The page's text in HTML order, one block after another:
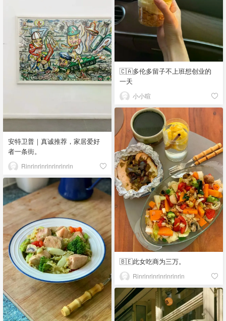
🇨🇦多伦多留子不上班想创业的
一天
小小暄
安特卫普｜真诚推荐，家居爱好
者一条街。
Rinrinrinrinrinrinrin
🇧🇪此女吃商为三万。
Rinrinrinrinrinrinrin